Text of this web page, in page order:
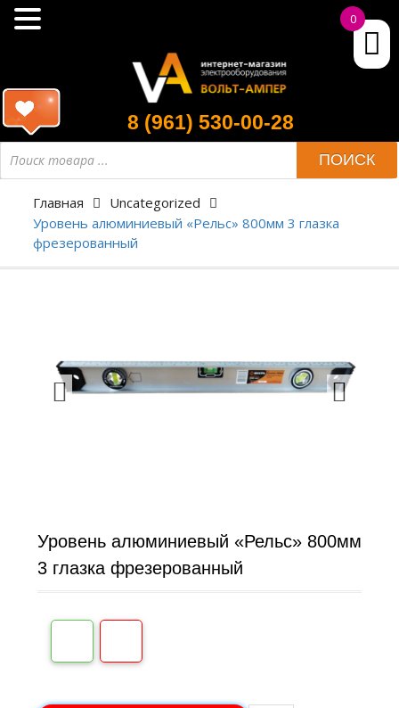
8 (961) 530-00-28
ПОИСК
Главная
Uncategorized
Уровень алюминиевый «Рельс» 800мм 3 глазка
фрезерованный
Уровень алюминиевый «Рельс» 800мм
3 глазка фрезерованный
0